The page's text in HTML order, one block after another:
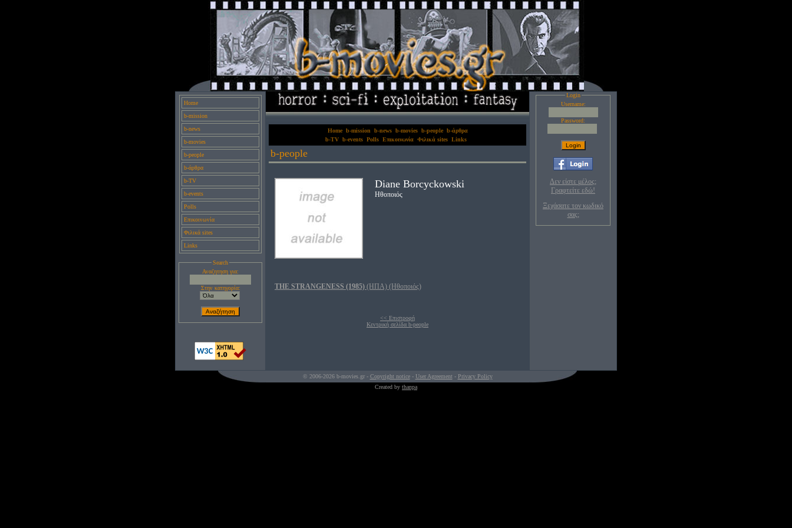
Home
b-mission
b-news
b-movies
b-people
b-άρθρα
b-TV
b-events
Polls
Επικοινωνία
Φιλικά sites
Links
Search
Αναζητηση για:
Στην κατηγορία:
Home b-mission b-news b-movies b-people b-άρθρα
b-TV b-events Polls Επικοινωνία Φιλικά sites Links
b-people
Diane Borcyckowski
Ηθοποιός
THE STRANGENESS (1985) (ΗΠΑ) (Ηθοποιός)
<< Επιστροφή
Κεντρική σελίδα b-people
Login
Username:
Password:
Δεν είστε μέλος;
Γραφτείτε εδώ!
Ξεχάσατε τον κωδικό
σας;
© 2006-2026 b-movies.gr - Copyright notice- User Agreement - Privacy Policy
Created by thanpa